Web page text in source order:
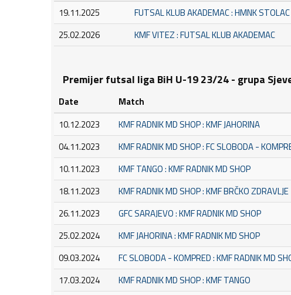
19.11.2025
FUTSAL KLUB AKADEMAC : HMNK STOLAC
25.02.2026
KMF VITEZ : FUTSAL KLUB AKADEMAC
Premijer futsal liga BiH U-19 23/24 - grupa
Date Match
10.12.2023
KMF RADNIK MD SHOP : KMF JAHORINA
04.11.2023
KMF RADNIK MD SHOP : FC SLOBODA -
10.11.2023
KMF TANGO : KMF RADNIK MD SHOP
18.11.2023
KMF RADNIK MD SHOP : KMF BRČKO ZDRAVLJE
26.11.2023
GFC SARAJEVO : KMF RADNIK MD SHOP
25.02.2024
KMF JAHORINA : KMF RADNIK MD SHOP
09.03.2024
FC SLOBODA - KOMPRED : KMF RADNIK MD
17.03.2024
KMF RADNIK MD SHOP : KMF TANGO